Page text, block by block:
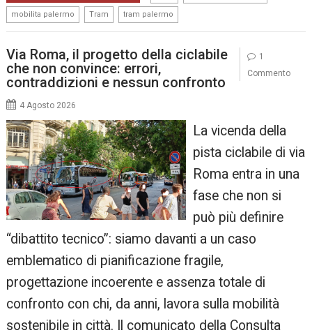
mobilita palermo Tram tram palermo
Via Roma, il progetto della ciclabile
che non convince: errori,
contraddizioni e nessun confronto
4 Agosto 2026
La vicenda della
pista ciclabile di via
Roma entra in una
fase che non si
può più definire
“dibattito tecnico”: siamo davanti a un caso
emblematico di pianificazione fragile,
progettazione incoerente e assenza totale di
confronto con chi, da anni, lavora sulla mobilità
sostenibile in città. Il comunicato della Consulta
1
Commento